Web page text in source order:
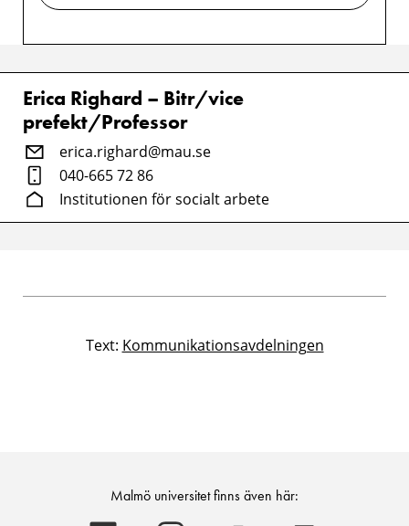
Erica Righard – Bitr/vice
prefekt/Professor
erica.righard@mau.se
040-665 72 86
Institutionen för socialt arbete
Text: Kommunikationsavdelningen
Malmö universitet finns även här: